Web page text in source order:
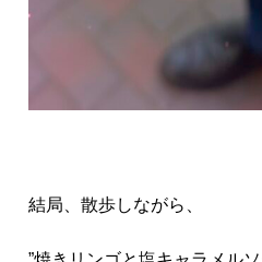
結局、散歩しながら、